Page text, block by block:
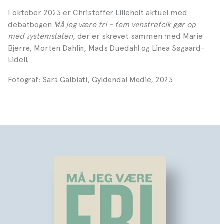
I oktober 2023 er Christoffer Lilleholt aktuel med
debatbogen Må jeg være fri – fem venstrefolk gør op
med systemstaten, der er skrevet sammen med Marie
Bjerre, Morten Dahlin, Mads Duedahl og Linea Søgaard-
Lidell.
Fotograf: Sara Galbiati, Gyldendal Medie, 2023